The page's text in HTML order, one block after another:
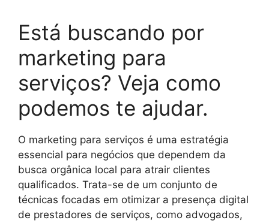
Está buscando por
marketing para
serviços? Veja como
podemos te ajudar.
O marketing para serviços é uma estratégia
essencial para negócios que dependem da
busca orgânica local para atrair clientes
qualificados. Trata-se de um conjunto de
técnicas focadas em otimizar a presença digital
de prestadores de serviços, como advogados,